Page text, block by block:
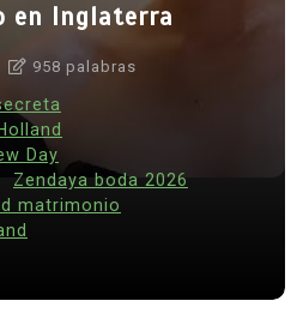
en Inglaterra
958 palabras
Day
Zendaya boda 2026
matrimonio